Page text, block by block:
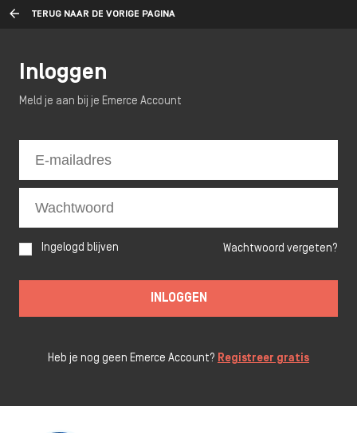
TERUG NAAR DE VORIGE PAGINA
Inloggen
Meld je aan bij je Emerce Account
Ingelogd blijven Wachtwoord vergeten?
INLOGGEN
Heb je nog geen Emerce Account? Registreer gratis